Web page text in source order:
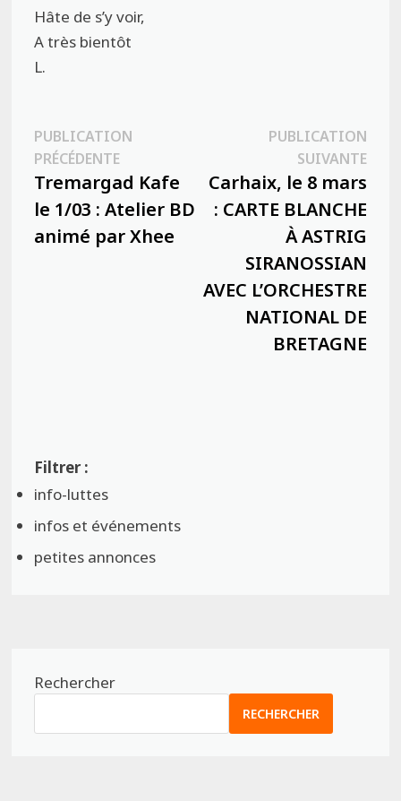
Hâte de s’y voir,
A très bientôt
L.
Navigation
de
l’article
PUBLICATION
PRÉCÉDENTEPublication
précédente :
Tremargad Kafe
le 1/03 : Atelier BD
animé par Xhee
PUBLICATION
SUIVANTE
Carhaix, le 8 mars
: CARTE BLANCHE
À ASTRIG
SIRANOSSIAN
AVEC L’ORCHESTRE
NATIONAL DE
BRETAGNE
info-luttes
infos et événements
petites annonces
Rechercher
RECHERCHER